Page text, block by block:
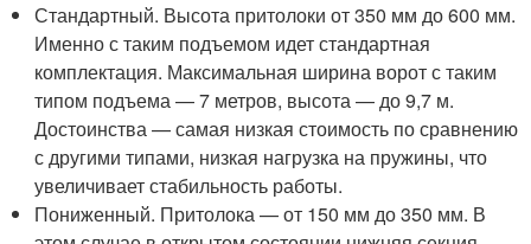
Стандартный. Высота притолоки от 350 мм до 600 мм.
Именно с таким подъемом идет стандартная
комплектация. Максимальная ширина ворот с таким
типом подъема — 7 метров, высота — до 9,7 м.
Достоинства — самая низкая стоимость по сравнению
с другими типами, низкая нагрузка на пружины, что
увеличивает стабильность работы.
Пониженный. Притолока — от 150 мм до 350 мм. В